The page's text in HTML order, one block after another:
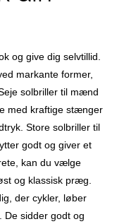
og give dig selvtillid.
markante former,
solbriller til mænd
med kraftige stænger
Store solbriller til
godt og giver et
kan du vælge
og klassisk præg.
der cykler, løber
De sidder godt og